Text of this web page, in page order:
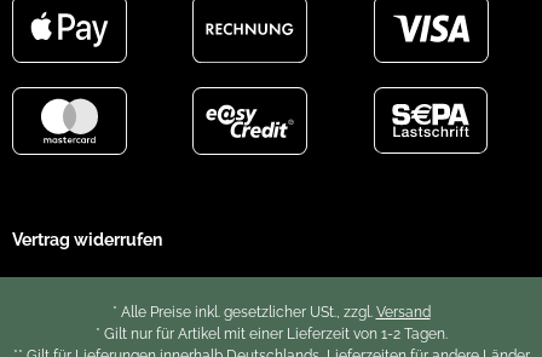
Vertrag widerrufen
* Alle Preise inkl. gesetzlicher USt., zzgl. Versand
* Gilt nur für Artikel mit einer Lieferzeit von 1-2 Tagen.